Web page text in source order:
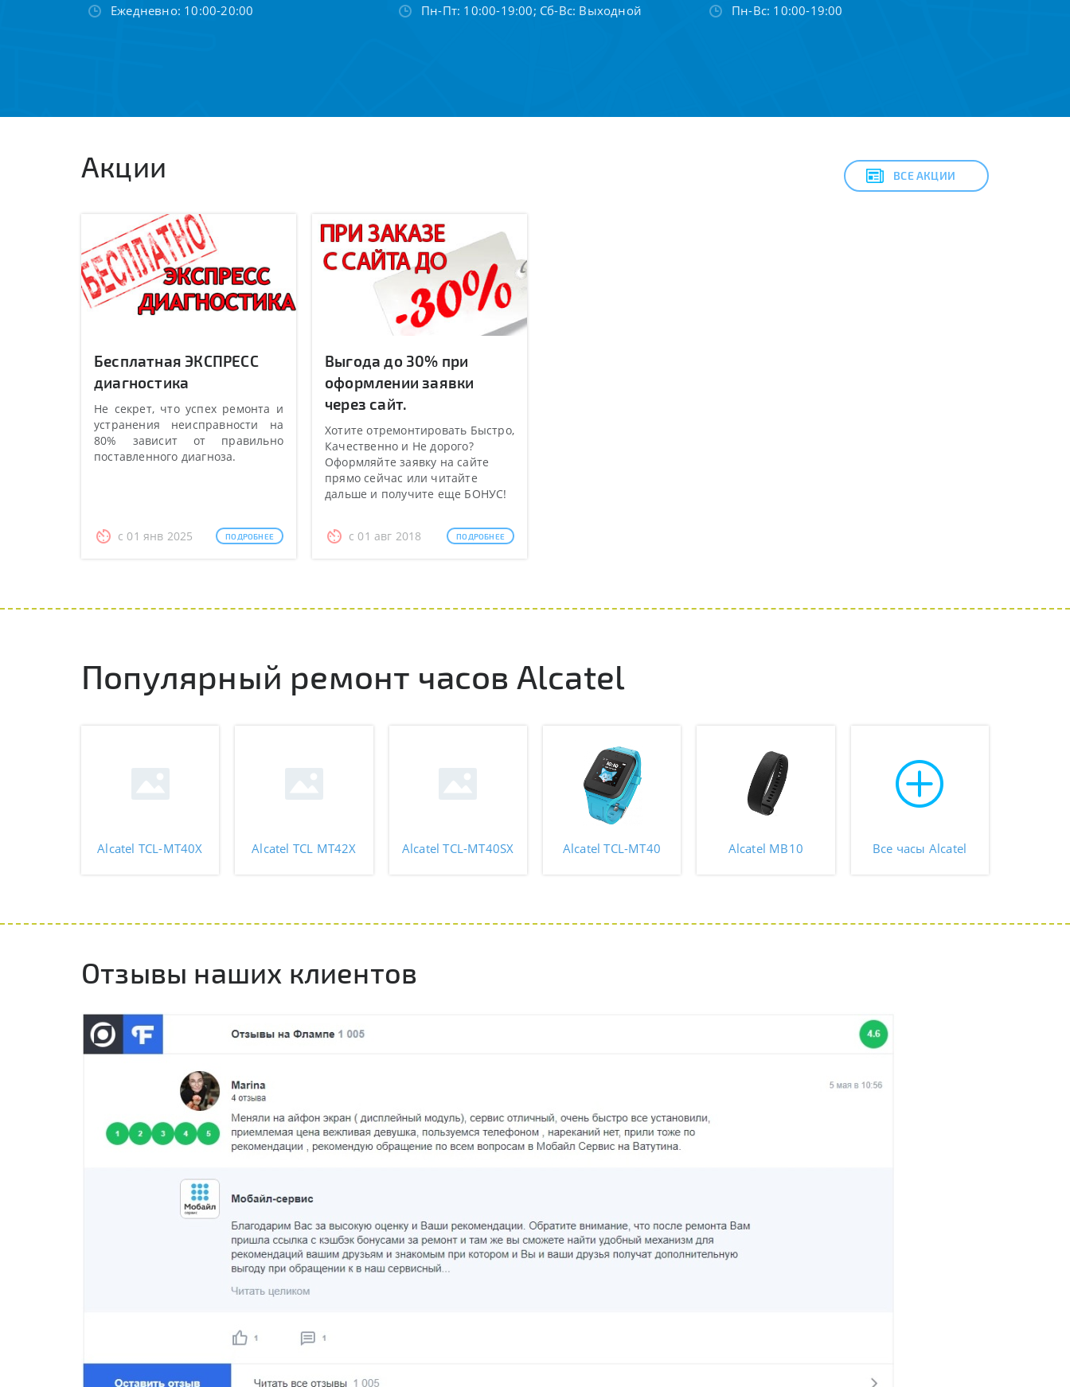
Ежедневно: 10:00-20:00
Пн-Пт: 10:00-19:00; Сб-Вс: Выходной
Пн-Вс: 10:00-19:00
Акции ВСЕ АКЦИИ
Бесплатная ЭКСПРЕСС
диагностика
Не секрет, что успех ремонта и
устранения неисправности на
80% зависит от правильно
поставленного диагноза.
с 01 янв 2025 ПОДРОБНЕЕ
Выгода до 30% при
оформлении заявки
через сайт.
Хотите отремонтировать Быстро,
Качественно и Не дорого?
Оформляйте заявку на сайте
прямо сейчас или читайте
дальше и получите еще БОНУС!
с 01 авг 2018 ПОДРОБНЕЕ
Популярный ремонт часов Alcatel
Alcatel TCL-MT40X Alcatel TCL MT42X Alcatel TCL-MT40SX Alcatel TCL-MT40 Alcatel MB10 Все часы Alcatel
Отзывы наших клиентов